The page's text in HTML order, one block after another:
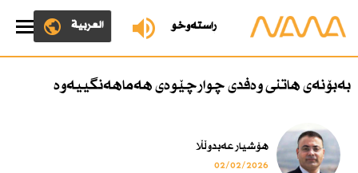
ڕاستەوخۆ العربية
بەبۆنەی هاتنی وەفدی چوارچێوەی هەماهەنگییەوە
هۆشیار عەبدوڵڵا
02/02/2026